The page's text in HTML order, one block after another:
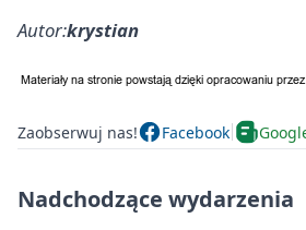
Autor:krystian
Zaobserwuj nas! Facebook
Nadchodzące wydarzenia